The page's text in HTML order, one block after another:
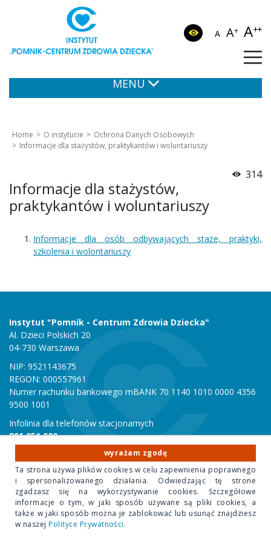
A A+ A++
MENU
Home O instytucie
Ochrona Danych Osobowych
Informacje dla stażystów, praktykantów i woluntariuszy
314
Informacje dla stażystów,
praktykantów i woluntariuszy
Informacje dla osób odbywających staże, praktyki,
szkolenia i wolontariuszy
Instytut "Pomnik - Centrum Zdrowia Dziecka"
Al. Dzieci Polskich 20
04-730 Warszawa
NIP: 9521143675
REGON: 000557961
Numer rachunku bankowego mBANK 70 1140 1010 0000 4356
9500 1001
Infolinia dla telefonów stacjonarnych
801 051 000
Infolinia dla telefonów komórkowych
22 815 10 00
Copyright 2020 Instytut "Pomnik Centrum Zdrowia Dziecka"
Design Park - projektowanie stron internetowych
wyrażam zgodę
Ta strona używa plików cookies w celu zapewnienia poprawnego
i spersonalizowanego działania. Odwiedzając tę strone
zgadzasz się na wykorzystywanie cookies. Szczegółowe
informacje o tym, w jaki sposób używane są pliki cookies, a
także w jaki sposób można je zablokować lub usunąć znajdziesz
w naszejPolityce Prywatności.